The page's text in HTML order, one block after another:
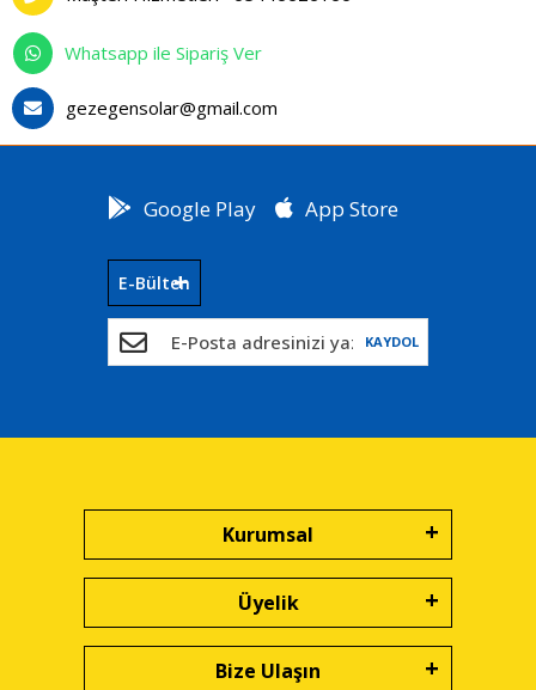
Whatsapp ile Sipariş Ver
gezegensolar@gmail.com
Google Play App Store
E-Bülten
KAYDOL
Kurumsal
Üyelik
Bize Ulaşın